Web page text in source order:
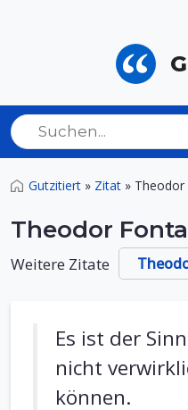
Gutzitiert » Zitat » Theodor
Theodor
Weitere Zitate
Es ist der
nicht
können.